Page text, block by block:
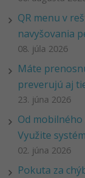
QR menu v
navyšovania
08. júla 2026
Máte
preverujú aj
23. júna 2026
Od
Využite
02. júna 2026
Pokuta za